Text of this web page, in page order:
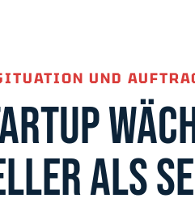
UND
ALS